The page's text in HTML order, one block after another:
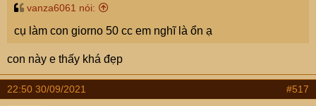
vanza6061 nói:
cụ làm con giorno 50 cc em nghĩ là ổn ạ
con này e thấy khá đẹp
22:50 30/09/2021 #517